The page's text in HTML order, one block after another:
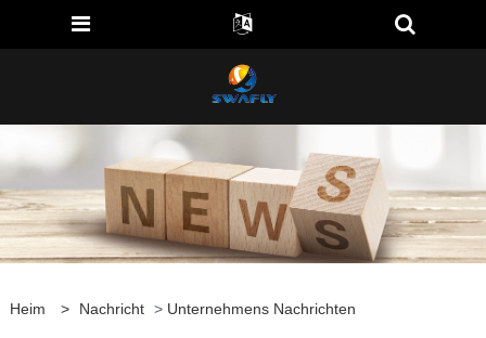
Heim > Nachricht > Unternehmens Nachrichten